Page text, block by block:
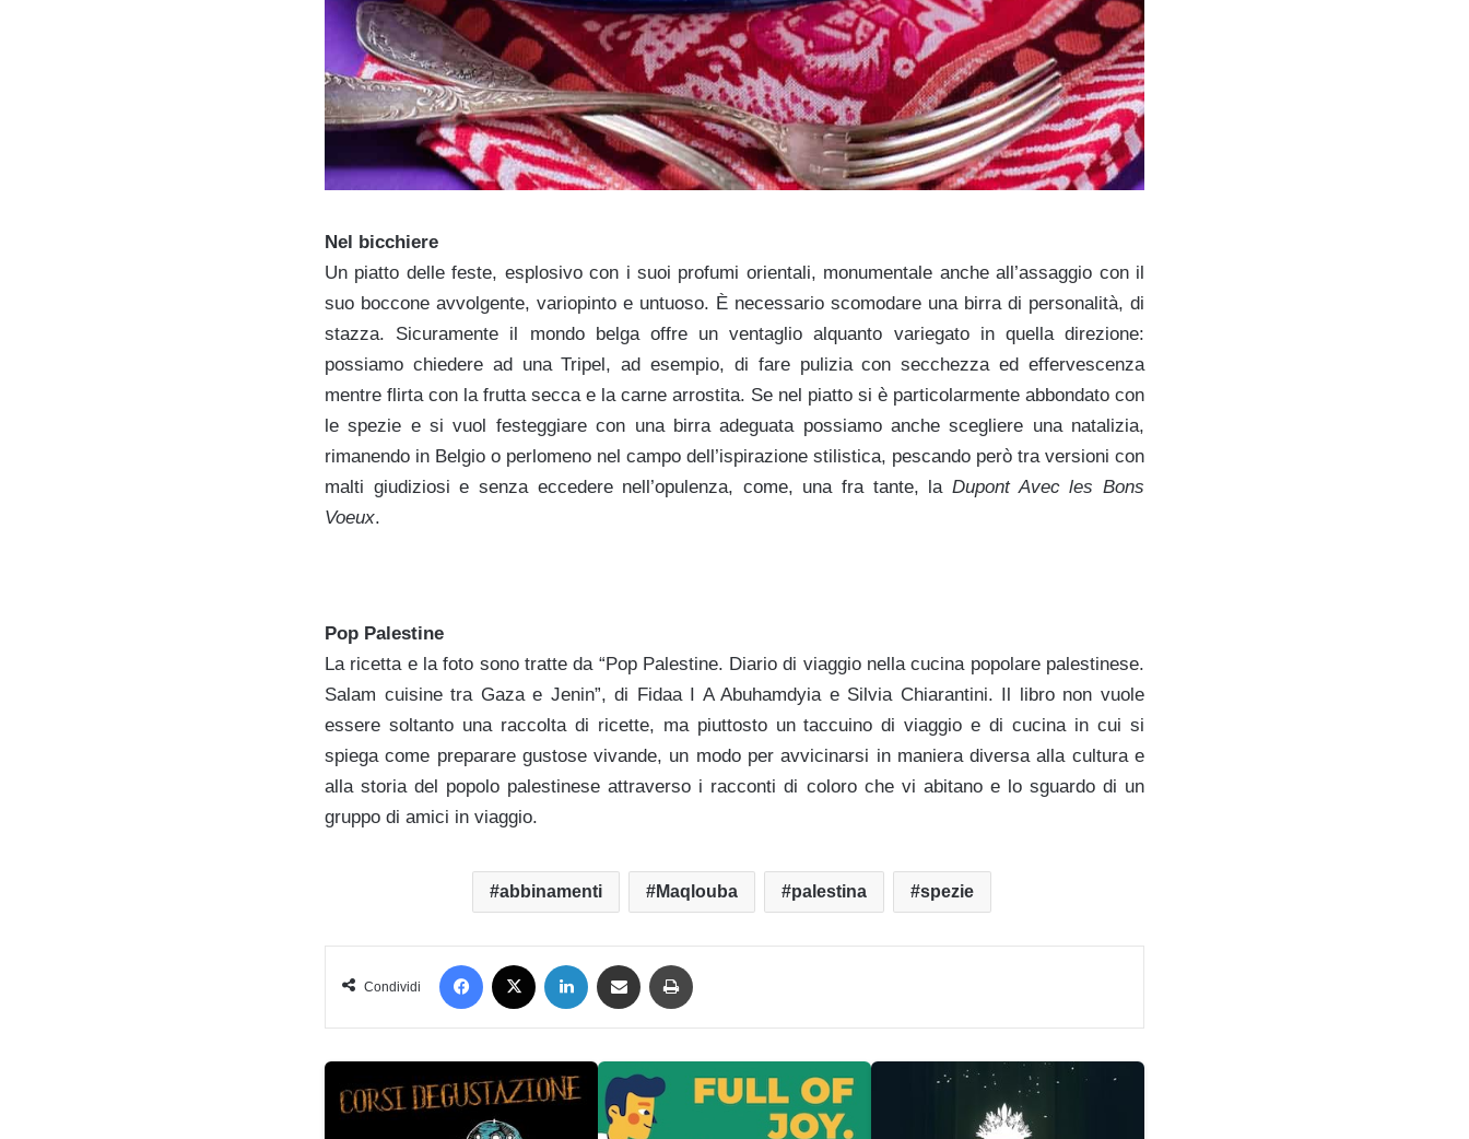
Nel bicchiere
Un piatto delle feste, esplosivo con i suoi profumi orientali, monumentale anche all’assaggio con il
suo boccone avvolgente, variopinto e untuoso. È necessario scomodare una birra di personalità, di
stazza. Sicuramente il mondo belga offre un ventaglio alquanto variegato in quella direzione:
possiamo chiedere ad una Tripel, ad esempio, di fare pulizia con secchezza ed effervescenza
mentre flirta con la frutta secca e la carne arrostita. Se nel piatto si è particolarmente abbondato con
le spezie e si vuol festeggiare con una birra adeguata possiamo anche scegliere una natalizia,
rimanendo in Belgio o perlomeno nel campo dell’ispirazione stilistica, pescando però tra versioni con
malti giudiziosi e senza eccedere nell’opulenza, come, una fra tante, laDupont Avec les Bons
Voeux.
Pop Palestine
La ricetta e la foto sono tratte da “Pop Palestine. Diario di viaggio nella cucina popolare palestinese.
Salam cuisine tra Gaza e Jenin”, di Fidaa I A Abuhamdyia e Silvia Chiarantini. Il libro non vuole
essere soltanto una raccolta di ricette, ma piuttosto un taccuino di viaggio e di cucina in cui si
spiega come preparare gustose vivande, un modo per avvicinarsi in maniera diversa alla cultura e
alla storia del popolo palestinese attraverso i racconti di coloro che vi abitano e lo sguardo di un
gruppo di amici in viaggio.
abbinamenti Maqlouba palestina spezie
Condividi
Facebook LinkedIn Condividi via mail